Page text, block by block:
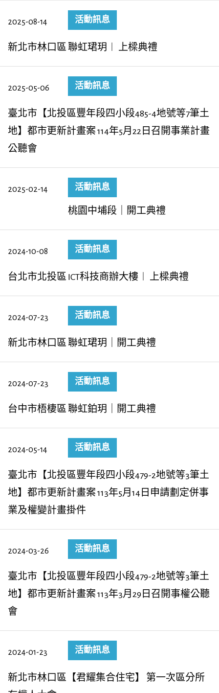
2025-08-14 活動訊息
新北市林口區 聯虹珺玥︱ 上樑典禮
2025-05-06 活動訊息
臺北市【北投區豐年段四小段485-4地號等7筆土
地】都市更新計畫案 114年5月22日召開事業計畫
公聽會
2025-02-14 活動訊息
桃園中埔段｜開工典禮
2024-10-08 活動訊息
台北市北投區 ICT科技商辦大樓︱ 上樑典禮
2024-07-23 活動訊息
新北市林口區 聯虹珺玥｜開工典禮
2024-07-23 活動訊息
台中市梧棲區 聯虹鉑玥｜開工典禮
2024-05-14 活動訊息
臺北市【北投區豐年段四小段479-2地號等3筆土
地】都市更新計畫案 113年5月14日申請劃定併事
業及權變計畫掛件
2024-03-26 活動訊息
臺北市【北投區豐年段四小段479-2地號等3筆土
地】都市更新計畫案 113年3月29日召開事權公聽
會
2024-01-23 活動訊息
新北市林口區【君耀集合住宅】 第一次區分所